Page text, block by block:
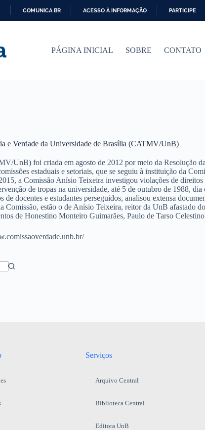
A
D
COMUNICA BR ACESSO À INFORMAÇÃO PARTICIPE
PÁGINA INICIAL SOBRE CONTATO
e Verdade da Universidade de Brasília (CATMV/UnB)
UnB) foi criada em agosto de 2012 por meio da Resolução
estaduais e setoriais, que se seguiu à instituição da
a Comissão Anísio Teixeira investigou violações de
de tropas na universidade, até 5 de outubro de 1988,
docentes e estudantes perseguidos, analisou extensa
Comissão, estão o de Anísio Teixeira, reitor da UnB afastado
de Honestino Monteiro Guimarães, Paulo de Tarso
Serviços
Arquivo Central
Biblioteca Central
Editora UnB